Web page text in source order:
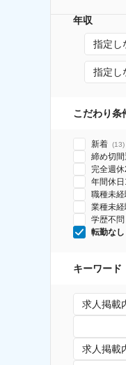
年収
指定し
指定し
こだわり条
新着 (13)
締め切間
完全週休
年間休
職種未
業種未
学歴不問
転勤なし
キーワード
求人掲載
求人掲載